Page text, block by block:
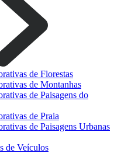
de Florestas
de Montanhas
de Paisagens do
de Praia
de Paisagens Urbanas
de Veículos